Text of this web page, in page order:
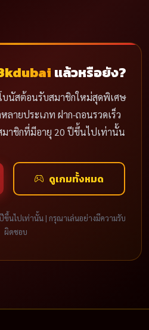
แล้วหรือยัง?
บนัสต้อนรับสมาชิกใหม่สุดพิเศษ
ลายประเภท ฝาก-ถอนรวดเร็ว
าชิกที่มีอายุ 20 ปีขึ้นไปเท่านั้น
ดูเกมทั้งหมด
นไปเท่านั้น | กรุณาเล่นอย่างมีความรับ
ผิดชอบ